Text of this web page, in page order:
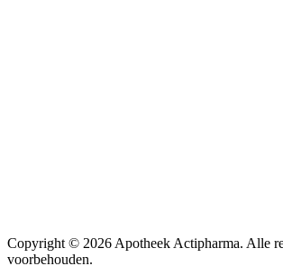
Copyright © 2026 Apotheek Actipharma. Alle
voorbehouden.